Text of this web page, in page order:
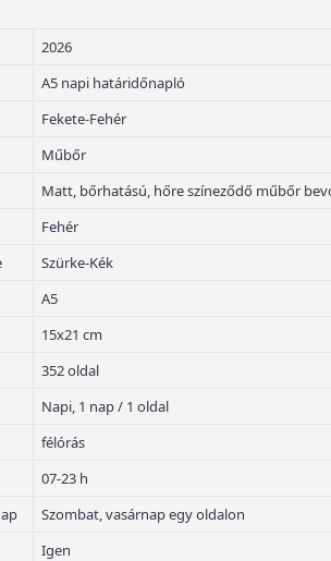
2026
A5 napi határidőnapló
Fekete-Fehér
Műbőr
Matt, bőrhatású, hőre színeződő műbőr
Fehér
Szürke-Kék
A5
15x21 cm
352 oldal
Napi, 1 nap / 1 oldal
félórás
07-23 h
Szombat, vasárnap egy oldalon
Igen